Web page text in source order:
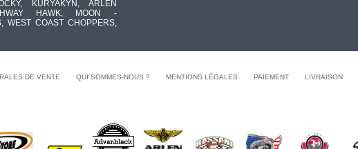
KURYAKYN, ARLEN
HAWK, MOON -
WEST COAST CHOPPERS,
DE VENTE QUI SOMMES-NOUS ? MENTIONS LÉGALES PAIEMENT LIVRAISON